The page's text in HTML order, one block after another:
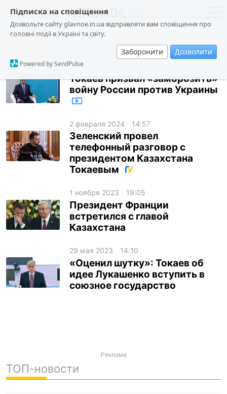
Підписка на сповіщення
Дозвольте сайту glavnoe.in.ua відправляти вам сповіщення про
головні події в Україні та світу.
Заборонити Дозволити
Powered by SendPulse
новости
о проекте
общество
происшествия
техно
спорт
лонгриды
архив
gambling
токаев
25 июля 2026
Токаев призвал «заморозить»
войну России против Украины
2 февраля 2024 14:57
Зеленский провел
телефонный разговор с
президентом Казахстана
Токаевым
1 ноября 2023 19:05
Президент Франции
встретился с главой
Казахстана
29 мая 2023 14:10
«Оценил шутку»: Токаев об
идее Лукашенко вступить в
союзное государство
Реклама
ТОП-новости